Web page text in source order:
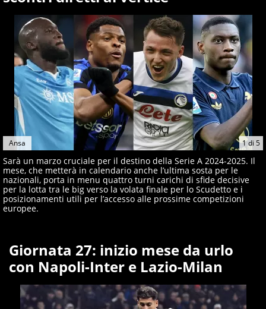
giornalisti ed esperti di sport abili sia nel gioco di
rimessa quando intercettano le notizie e le rilanciano
verso la rete, sia nella costruzione dal basso quando
creano contenuti 100% originali ed esclusivi.
1di 5
Ansa
Sarà un marzo cruciale per il destino della Serie A 2024-2025. Il
mese, che metterà in calendario anche l’ultima sosta per le
nazionali, porta in menu quattro turni carichi di sfide decisive
per la lotta tra le big verso la volata finale per lo Scudetto e i
posizionamenti utili per l’accesso alle prossime competizioni
europee.
Giornata 27: inizio mese da urlo
con Napoli-Inter e Lazio-Milan